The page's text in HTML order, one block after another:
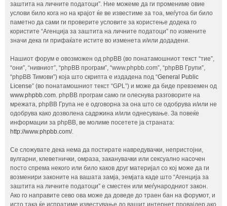
заштита на личните податоци”. Ние можеме да ги промениме овие
услови било кога но на крајот ќе ве известиме за тоа, меѓутоа би било
паметно да сами ги проверите условите за користење додека го
користите “Агенција за заштита на личните податоци” по измените
значи дека ги прифаќате истите во изменета и/или додадени.
Нашиот форум е овозможен од phpBB (во понатамошниот текст “тие”,
“они”, “нивниот”, “phpBB програм”, “www.phpbb.com”, “phpBB Групи”,
“phpBB Тимови”) која што скрипта е издадена под “General Public
License” (во понатамошниот текст “GPL”) и може да биде превземен од
www.phpbb.com. phpBB програм само ги олеснува разговорите на
мрежата, phpBB Група не е одговорна за она што се одобрува и/или не
одобрува како дозволена садржина и/или однесување. За повеќе
информации за phpBB, ве молиме посетете ја страната:
http://www.phpbb.com/.
Се сложувате дека нема да постирате навредувачки, непристојни,
вулгарни, клеветнички, омраза, заканувачки или сексуално насочен
посто спрема некого или било каков друг материјал со кој може да ги
возменири законите на вашата замја, земјата каде што “Агенција за
заштита на личните податоци” е сместен или меѓународниот закон.
Ако го направите сево ова може да доведе до траен бан на форумот, и
исто така ќе испратиме известување до вашит интернет провајдер ако